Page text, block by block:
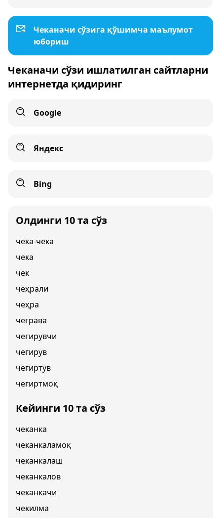
Чеканачи сўзига қўшимча маълумот
юбориш
Чеканачи сўзи ишлатилган сайтларни
интернетда қидиринг
Google
Яндекс
Bing
Олдинги 10 та сўз
чека-чека
чека
чек
чеҳрали
чеҳра
чеграва
чегирувчи
чегирув
чегиртув
чегиртмоқ
Кейинги 10 та сўз
чеканка
чеканкаламоқ
чеканкалаш
чеканкалов
чеканкачи
чекилма